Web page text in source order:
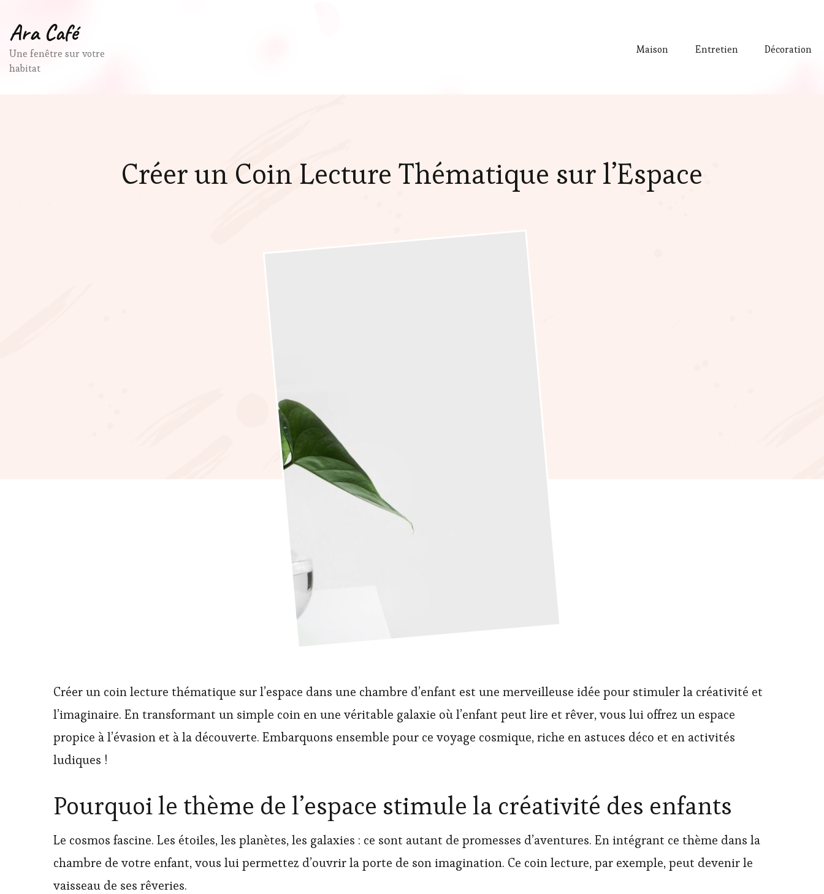
Maison Entretien Décoration
Ara Café
Une fenêtre sur votre
habitat
Créer un Coin Lecture Thématique sur l’Espace
Créer un coin lecture thématique sur l’espace dans une chambre d’enfant est une merveilleuse idée pour stimuler la créativité et
l’imaginaire. En transformant un simple coin en une véritable galaxie où l’enfant peut lire et rêver, vous lui offrez un espace
propice à l’évasion et à la découverte. Embarquons ensemble pour ce voyage cosmique, riche en astuces déco et en activités
ludiques !
Pourquoi le thème de l’espace stimule la créativité des enfants
Le cosmos fascine. Les étoiles, les planètes, les galaxies : ce sont autant de promesses d’aventures. En intégrant ce thème dans la
chambre de votre enfant, vous lui permettez d’ouvrir la porte de son imagination. Ce coin lecture, par exemple, peut devenir le
vaisseau de ses rêveries.